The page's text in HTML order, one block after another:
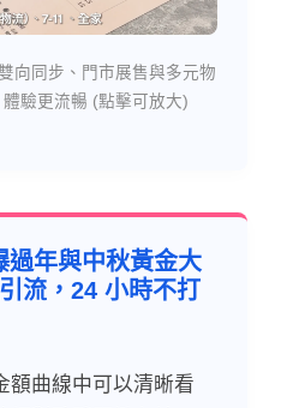
向同步、門市展售與多元物
驗更流暢 (點擊可放大)
過年與中秋黃金大
流，24 小時不打
額曲線中可以清晰看